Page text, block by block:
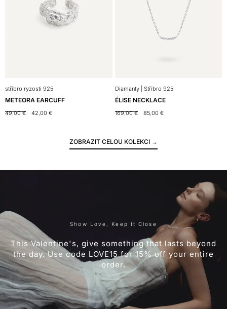
stříbro ryzosti 925
METEORA EARCUFF
49,00€ 42,00 €
Diamanty | Stříbro 925
ÉLISE NECKLACE
169,00€ 85,00 €
ZOBRAZIT CELOU KOLEKCI →
Show Love, Keep It Close
This Valentine's, give something that lasts beyond
the day. Use code LOVE15 for 15% off your entire
order.